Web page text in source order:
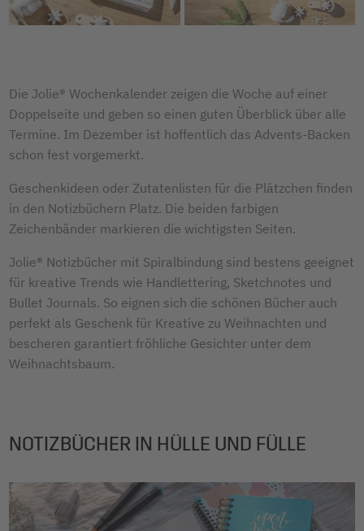
Die Jolie® Wochenkalender zeigen die Woche auf einer
Doppelseite und geben so einen guten Überblick über alle
Termine. Im Dezember ist hoffentlich das Advents-Backen
schon fest vorgemerkt.
Geschenkideen oder Zutatenlisten für die Plätzchen finden
in den Notizbüchern Platz. Die beiden farbigen
Zeichenbänder markieren die wichtigsten Seiten.
Jolie® Notizbücher mit Spiralbindung sind bestens geeignet
für kreative Trends wie Handlettering, Sketchnotes und
Bullet Journals. So eignen sich die schönen Bücher auch
perfekt als Geschenk für Kreative zu Weihnachten und
bescheren garantiert fröhliche Gesichter unter dem
Weihnachtsbaum.
NOTIZBÜCHER IN HÜLLE UND FÜLLE